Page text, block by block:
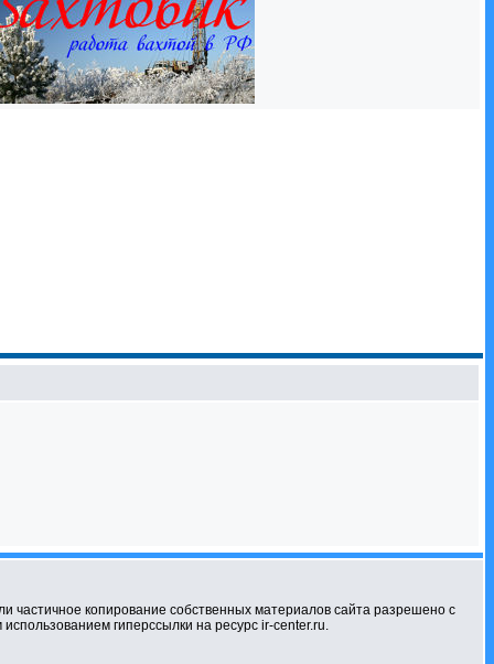
копирование собственных материалов сайта разрешено с
гиперссылки на ресурс ir-center.ru.